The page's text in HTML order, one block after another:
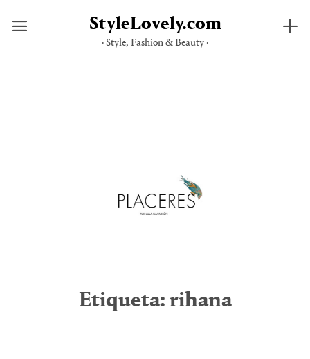
StyleLovely.com
· Style, Fashion & Beauty ·
Etiqueta: rihana